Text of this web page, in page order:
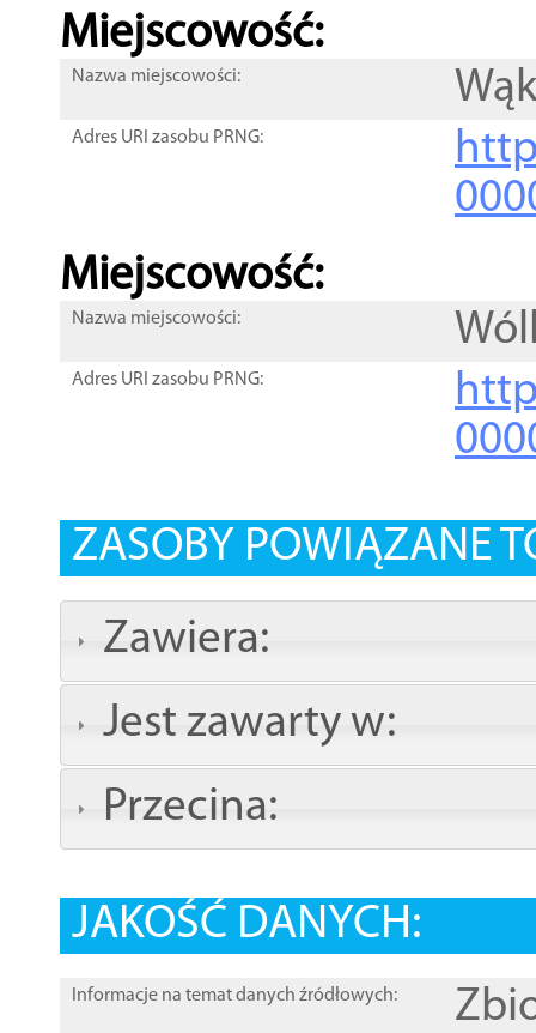
Miejscowość:
Nazwa miejscowości:
Adres URI zasobu PRNG:
Miejscowość:
Nazwa miejscowości:
Adres URI zasobu PRNG:
ZASOBY POWIĄZANE
Zawiera:
Jest zawarty w:
Przecina:
JAKOŚĆ DANYCH:
Informacje na temat danych źródłowych: